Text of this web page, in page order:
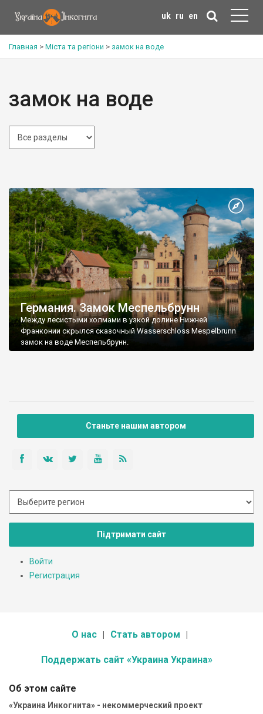
uk ru en
Главная > Міста та регіони > замок на воде
замок на воде
Германия. Замок Меспельбрунн
Между лесистыми холмами в узкой долине Нижней
Франконии скрылся сказочный Wasserschloss Mespelbrunn
замок на воде Меспельбрунн.
Станьте нашим автором
Підтримати сайт
Войти
Регистрация
О нас Стать автором
Поддержать сайт «Украина Украина»
Об этом сайте
«Украина Инкогнита» - некоммерческий проект